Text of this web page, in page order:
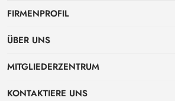
FIRMENPROFIL
BEYOND TECHNOLOGY INTERNATIONAL
Glasfaserlösungen. Mit der Weiterentwicklung
ÜBER UNS
Kontakt
MITGLIEDERZENTRUM
persönliches Zentrum
KONTAKTIERE UNS